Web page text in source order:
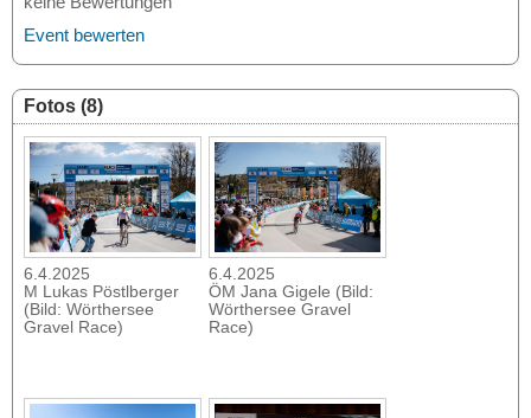
Event bewerten
Fotos (8)
6.4.2025
M Lukas Pöstlberger
(Bild: Wörthersee
Gravel Race)
6.4.2025
ÖM Jana Gigele (Bild:
Wörthersee Gravel
Race)